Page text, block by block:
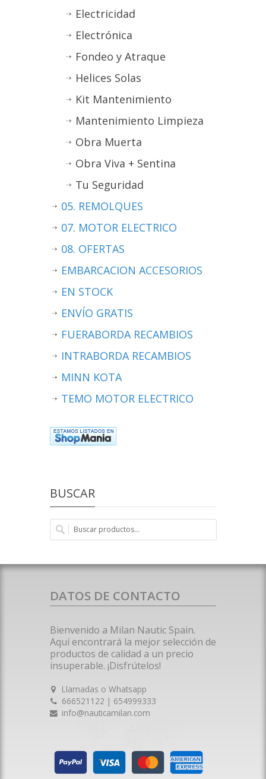
Electricidad
Electrónica
Fondeo y Atraque
Helices Solas
Kit Mantenimiento
Mantenimiento Limpieza
Obra Muerta
Obra Viva + Sentina
Tu Seguridad
05. REMOLQUES
07. MOTOR ELECTRICO
08. OFERTAS
EMBARCACION ACCESORIOS
EN STOCK
ENVÍO GRATIS
FUERABORDA RECAMBIOS
INTRABORDA RECAMBIOS
MINN KOTA
TEMO MOTOR ELECTRICO
BUSCAR
DATOS DE CONTACTO
Bienvenido a Milan Nautic Spain.
Aquí encontrará la mejor selección de
productos de calidad a un precio
insuperable. ¡Disfrútelos!
Llamadas o Whatsapp
666521122 | 654999333
info@nauticamilan.com